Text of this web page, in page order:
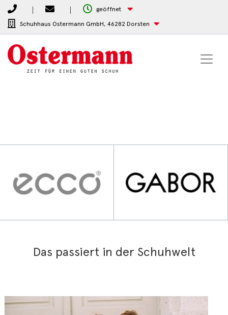
geöffnet
Schuhhaus Ostermann GmbH, 46282 Dorsten
Das passiert in der Schuhwelt